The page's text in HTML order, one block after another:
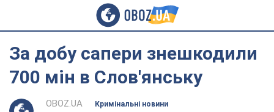
За добу сапери знешкодили
700 мін в Слов'янську
OBOZ.UA
Кримінальні новини